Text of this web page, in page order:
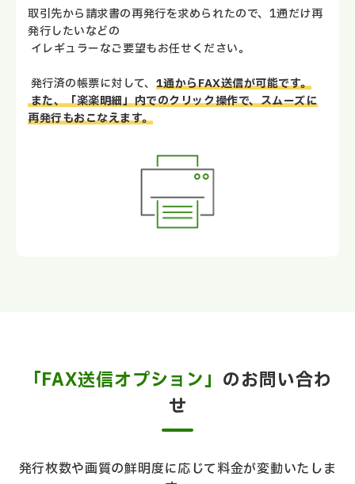
取引先から請求書の再発行を求められたので、1通だけ再
発行したいなどの
イレギュラーなご要望もお任せください。
発行済の帳票に対して、 1通からFAX送信が可能です。
また、「楽楽明細」内でのクリック操作で、スムーズに
再発行もおこなえます。
「FAX送信オプション」 のお問い合わ
せ
発行枚数や画質の鮮明度に応じて料金が変動いたしま